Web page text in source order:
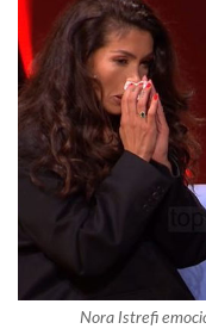
Nora Istrefi